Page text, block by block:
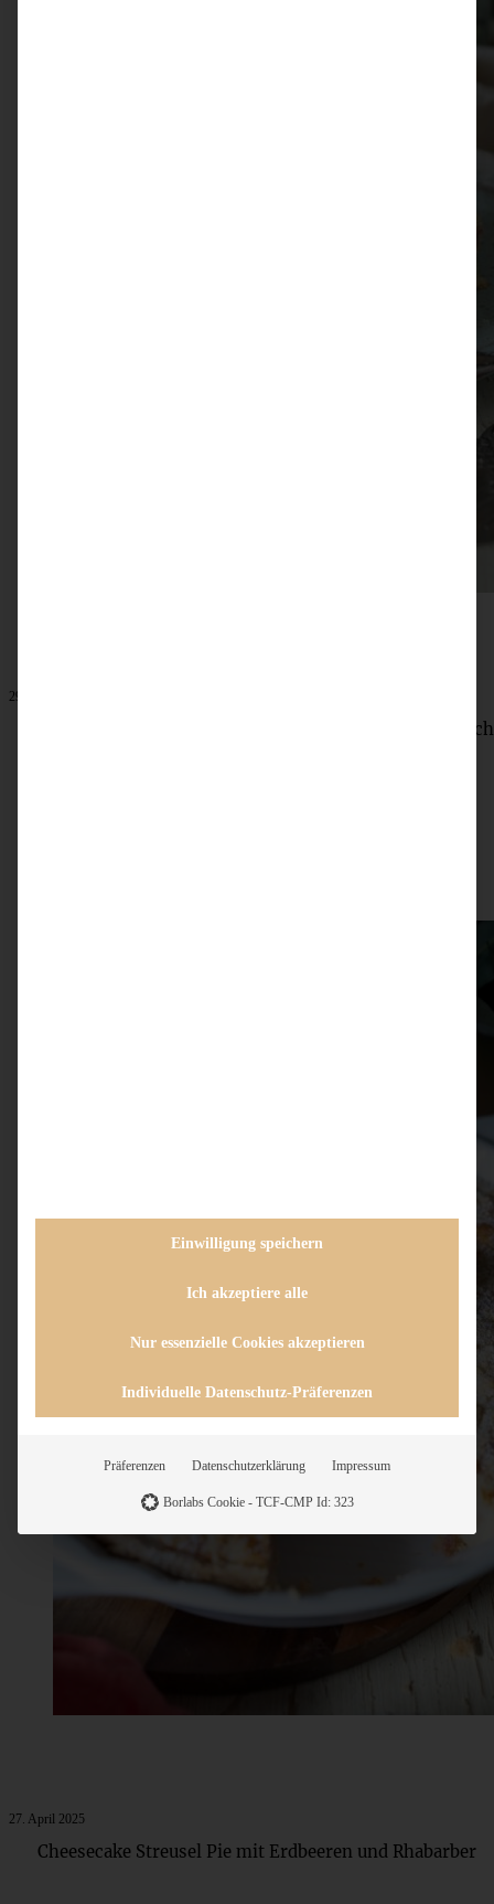
29. Mai 2025
Einfacher Rhabarber Käsekuchen mit Streuseln vom Blech
27. April 2025
Cheesecake Streusel Pie mit Erdbeeren und Rhabarber
Einwilligung speichern
Ich akzeptiere alle
Nur essenzielle Cookies akzeptieren
Individuelle Datenschutz-Präferenzen
Präferenzen Datenschutzerklärung Impressum
Borlabs Cookie - TCF-CMP Id: 323